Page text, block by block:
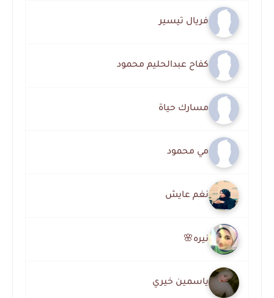
فريال تيسير
كفاح عبدالحليم محمود
مسارك حياة
مي محمود
نغم عايش
نيره🌸
ياسمين خيري